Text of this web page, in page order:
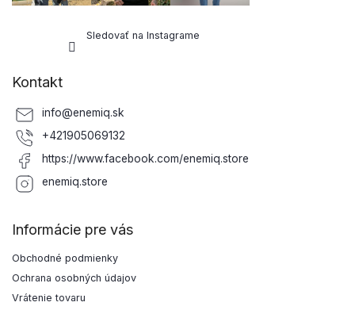
Sledovať na Instagrame
Kontakt
info@enemiq.sk
+421905069132
https://www.facebook.com/enemiq.store
enemiq.store
Informácie pre vás
Obchodné podmienky
Ochrana osobných údajov
Vrátenie tovaru